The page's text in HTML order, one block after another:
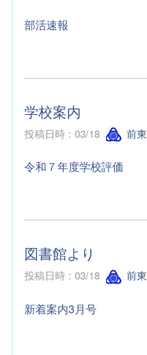
部活速報
学校案内
投稿日時 : 03/18 前東
令和７年度学校評価
図書館より
投稿日時 : 03/18 前東
新着案内3月号